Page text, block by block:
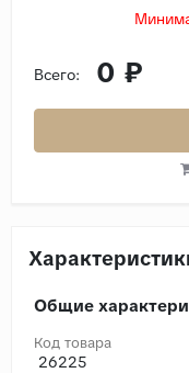
Всего: 0 ₽
Общие
Код товара
26225